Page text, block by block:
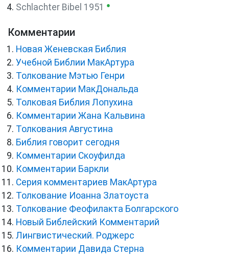
Schlachter Bibel 1951
●
Комментарии
Новая Женевская Библия
Учебной Библии МакАртура
Толкование Мэтью Генри
Комментарии МакДональда
Толковая Библия Лопухина
Комментарии Жана Кальвина
Толкования Августина
Библия говорит сегодня
Комментарии Скоуфилда
Комментарии Баркли
Серия комментариев МакАртура
Толкование Иоанна Златоуста
Толкование Феофилакта Болгарского
Новый Библейский Комментарий
Лингвистический. Роджерс
Комментарии Давида Стерна